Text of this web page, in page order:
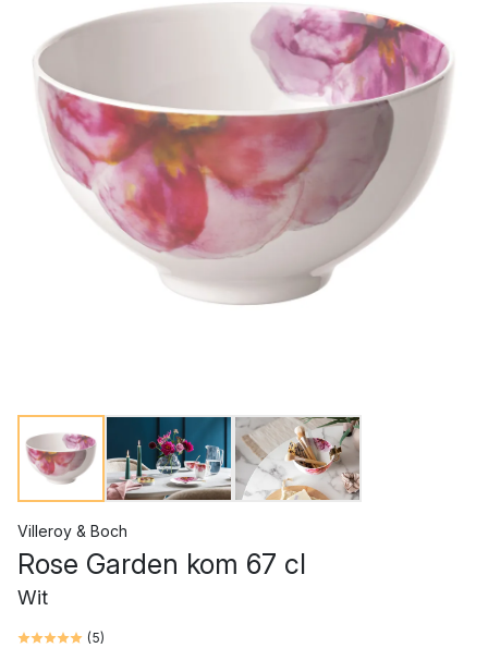
Villeroy & Boch
Rose Garden kom 67 cl
Wit
(5)